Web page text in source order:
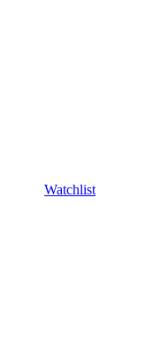
Watchlist